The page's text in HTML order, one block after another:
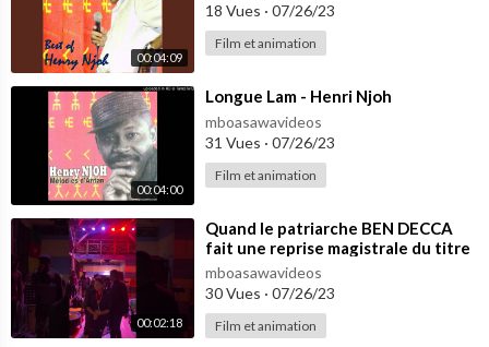
00:04:09
18 Vues · 07/26/23
Film et animation
00:04:00
⁣Longue Lam - Henri Njoh
mboasawavideos
31 Vues · 07/26/23
Film et animation
00:02:18
⁣Quand le patriarche BEN DECCA
fait une reprise magistrale du titre
Salazar du duo Tenor et Cysoul.
mboasawavideos
30 Vues · 07/26/23
Film et animation